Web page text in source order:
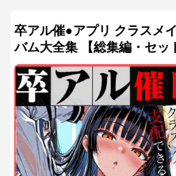
卒アル催●アプリ クラスメ
バム大全集 【総集編・セッ